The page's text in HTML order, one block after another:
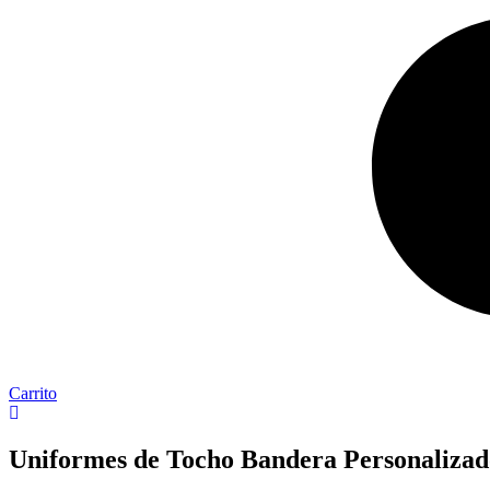
Carrito
Uniformes de Tocho Bandera